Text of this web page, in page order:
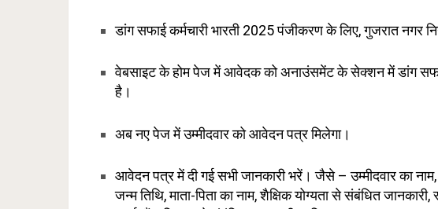
डांग सफाई कर्मचारी भारती 2025 पंजीकरण के लिए, गुजरात नगर
वेबसाइट के होम पेज में आवेदक को अनाउंसमेंट के सेक्शन में डांग
है।
अब नए पेज में उम्मीदवार को आवेदन पत्र मिलेगा।
आवेदन पत्र में दी गई सभी जानकारी भरें। जैसे – उम्मीदवार का नाम,
जन्म तिथि, माता-पिता का नाम, शैक्षिक योग्यता से संबंधित